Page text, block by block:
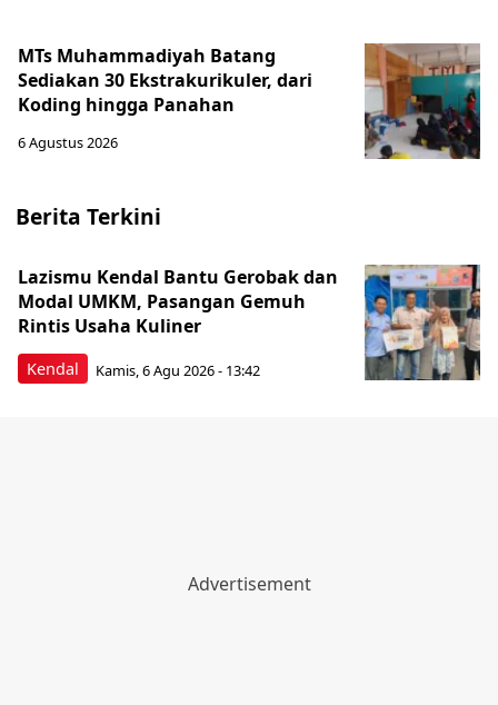
MTs Muhammadiyah Batang
Sediakan 30 Ekstrakurikuler, dari
Koding hingga Panahan
6 Agustus 2026
Berita Terkini
Kendal
Lazismu Kendal Bantu Gerobak dan
Modal UMKM, Pasangan Gemuh
Rintis Usaha Kuliner
Kamis, 6 Agu 2026 - 13:42